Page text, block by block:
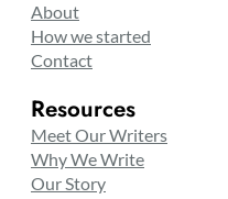
About
How we started
Contact
Resources
Meet Our Writers
Why We Write
Our Story